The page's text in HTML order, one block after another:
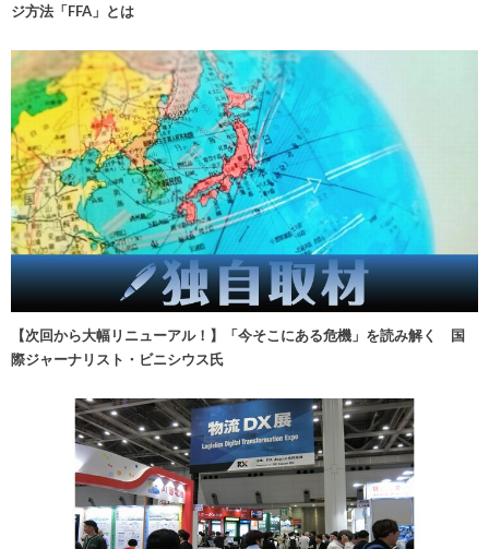
ジ方法「FFA」とは
【次回から大幅リニューアル！】「今そこにある危機」を読み解く 国
際ジャーナリスト・ビニシウス氏